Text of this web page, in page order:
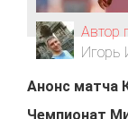
Автор
Игорь
Анонс матча
Чемпионат